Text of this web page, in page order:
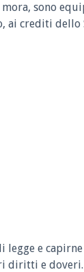
sono
ai crediti dello
legge e
diritti e doveri.